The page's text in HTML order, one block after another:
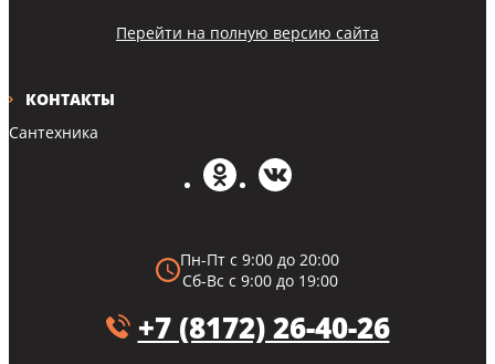
КОНТАКТЫ
Сантехника
Пн-Пт с 9:00 до 20:00
Сб-Вс с 9:00 до 19:00
+7 (8172) 26-40-26
Перейти на полную версию сайта